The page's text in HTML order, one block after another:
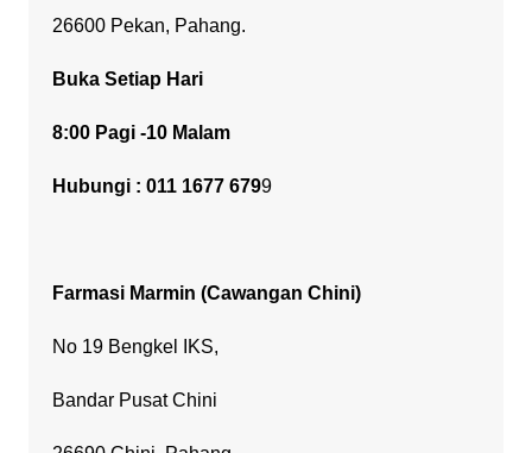
26600 Pekan, Pahang.
Buka Setiap Hari
8:00 Pagi -10 Malam
Hubungi : 011 1677 6799
Farmasi Marmin (Cawangan Chini)
No 19 Bengkel IKS,
Bandar Pusat Chini